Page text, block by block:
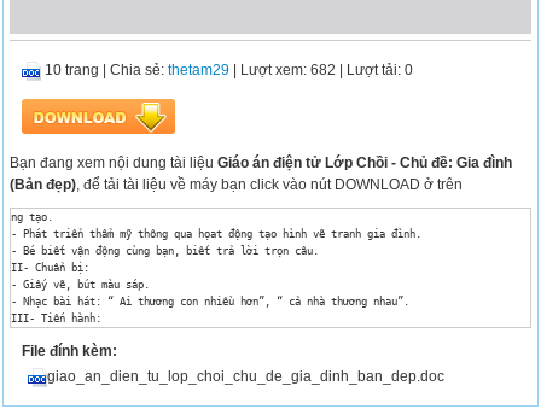
10 trang |Chia sẻ:thetam29 | Lượt xem: 682 | Lượt tải: 0
Bạn đang xem nội dung tài liệuGiáo án điện tử Lớp Chồi - Chủ đề: Gia đình
(Bản đẹp), để tải tài liệu về máy bạn click vào nút DOWNLOAD ở trên
ng tạo.
- Phát triển thẩm mỹ thông qua họat động tạo hình vẽ tranh gia đình.
- Bé biết vận động cùng bạn, biết trả lời trọn câu.
II- Chuẩn bị:
- Giấy vẽ, bút màu sáp.
- Nhạc bài hát: “ Ai thương con nhiều hơn”, “ cả nhà thương nhau”.
III- Tiến hành:
- Cô cùng trò chuyện với trẻ về gia đình của bé :
+ Có ai?
+ Công việc của từng người?
File đính kèm:
giao_an_dien_tu_lop_choi_chu_de_gia_dinh_ban_dep.doc